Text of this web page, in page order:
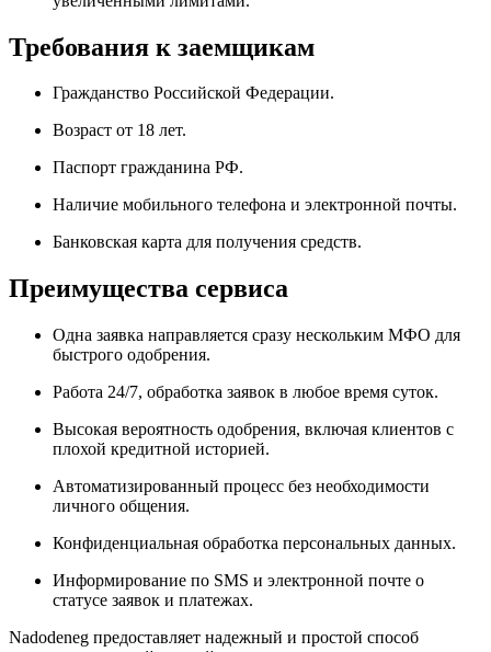
Требования к заемщикам
Гражданство Российской Федерации.
Возраст от 18 лет.
Паспорт гражданина РФ.
Наличие мобильного телефона и электронной почты.
Банковская карта для получения средств.
Преимущества сервиса
Одна заявка направляется сразу нескольким МФО для
быстрого одобрения.
Работа 24/7, обработка заявок в любое время суток.
Высокая вероятность одобрения, включая клиентов с
плохой кредитной историей.
Автоматизированный процесс без необходимости
личного общения.
Конфиденциальная обработка персональных данных.
Информирование по SMS и электронной почте о
статусе заявок и платежах.
Nadodeneg предоставляет надежный и простой способ